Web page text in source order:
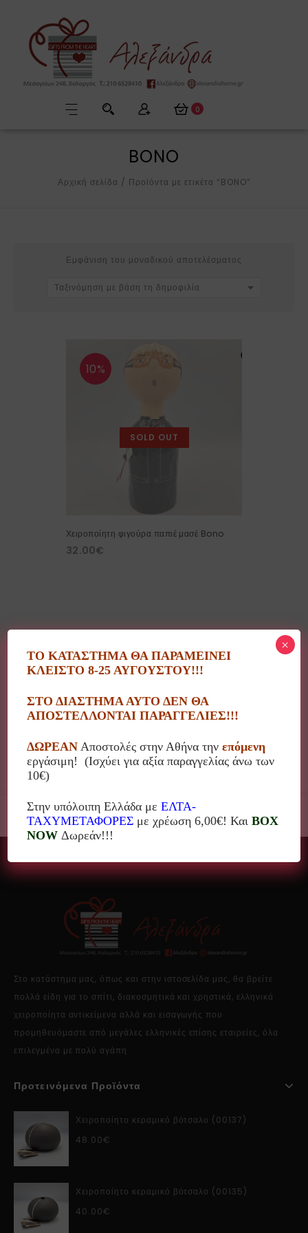
0
BONO
Αρχική σελίδα / Προϊόντα με ετικέτα “BONO”
Εμφάνιση του μοναδικού αποτελέσματος
Ταξινόμηση με βάση τη δημοφιλία
10%
SOLD OUT
Χειροποίητη φιγούρα παπιέ μασέ Bono
32.00€
Τιμή
Στο κατάστημα μας, όπως και στην ιστοσελίδα μας, θα βρείτε
πολλά είδη για το σπίτι, διακοσμητικά και χρηστικά, ελληνικά
χειροποίητα αντικείμενα αλλά και εισαγωγής που
προμηθευόμαστε από μεγάλες ελληνικές επίσης εταιρείες, όλα
επιλεγμένα με πολύ αγάπη.
Προτεινόμενα Προϊόντα
Χειροποίητο κεραμικό βότσαλο (00137)
48.00€
Χειροποίητο κεραμικό βότσαλο (00135)
40.00€
ΤΟ ΚΑΤΑΣΤΗΜΑ ΘΑ ΠΑΡΑΜΕΙΝΕΙ
ΚΛΕΙΣΤΟ 8-25 ΑΥΓΟΥΣΤΟΥ!!!
ΣΤΟ ΔΙΑΣΤΗΜΑ ΑΥΤΟ ΔΕΝ ΘΑ
ΑΠΟΣΤΕΛΛΟΝΤΑΙ ΠΑΡΑΓΓΕΛΙΕΣ!!!
ΔΩΡΕΑΝ Αποστολές στην Αθήνα τηνεπόμενη
εργάσιμη! (Ισχύει για αξία παραγγελίας άνω των
10€)
Στην υπόλοιπη Ελλάδα μεΕΛΤΑ-
ΤΑΧΥΜΕΤΑΦΟΡΕΣ με χρέωση 6,00€! ΚαιBOX
NOW Δωρεάν!!!
×